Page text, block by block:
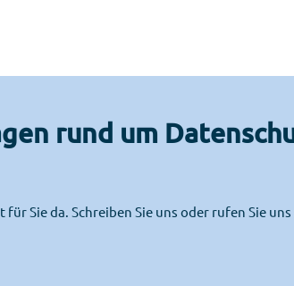
rund um
für Sie da. Schreiben Sie uns oder rufen Sie